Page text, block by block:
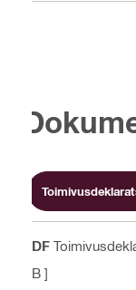
PDF
KB ]